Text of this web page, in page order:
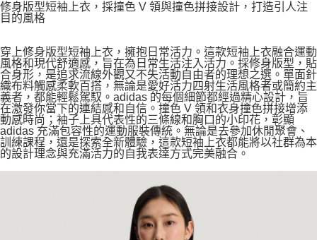
修身版型短袖上衣，採撞色 V 領與撞色拼接設計，打造引人注
目的風格
穿上修身版型短袖上衣，擁抱日常活力。這款短袖上衣融合運動
風格和現代舒適感，旨在為日常生活注入活力。採修身版型，貼
合身形，是追求流線外觀又不失活動自由者的理想之選。單面針
織布料觸感柔軟百搭，無論是愛好活力四射生活風格者或簡約主
義者，都能輕鬆駕馭。adidas 的每個細節都經過精心設計，旨
在激發你當下的連結感和自信。撞色 V 領和衣身撞色拼接增添
動感時尚；袖子上具代表性的三條線和胸口的小印花，彰顯
adidas 充滿包容性的運動服裝傳統。無論是去參加休閒聚會、
訓練課程，還是探索全新體驗，這款短袖上衣都能將以社群為本
的設計理念與充滿活力的自我表達方式完美融合。